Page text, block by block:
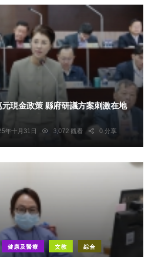
現金政策 縣府研議方案刺激在地
年十月31日 3,072 觀看 0 分享
健康及醫療 文教 綜合